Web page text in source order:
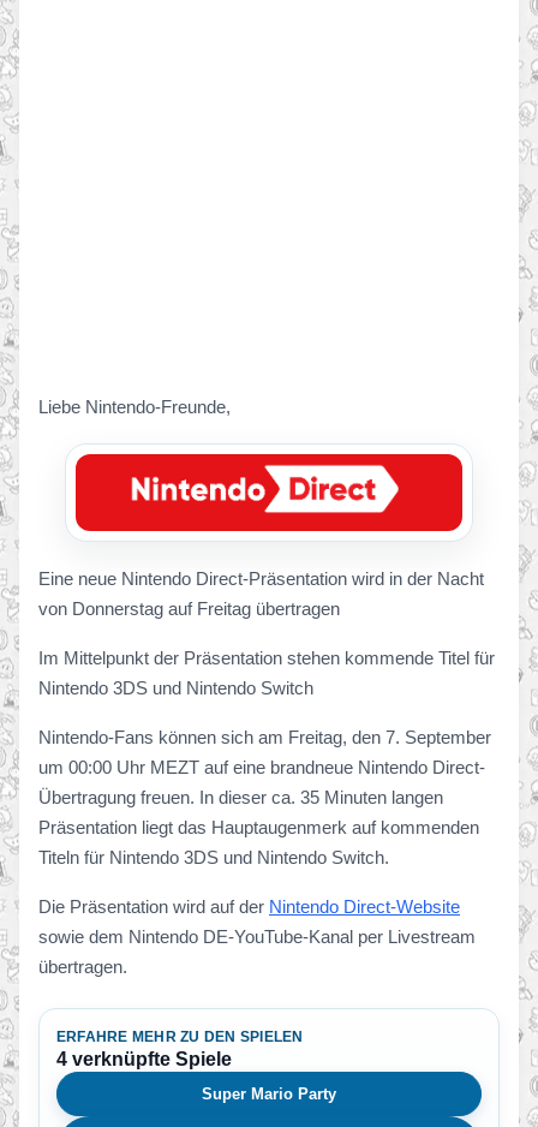
Liebe Nintendo-Freunde,
Eine neue Nintendo Direct-Präsentation wird in der Nacht
von Donnerstag auf Freitag übertragen
Im Mittelpunkt der Präsentation stehen kommende Titel für
Nintendo 3DS und Nintendo Switch
Nintendo-Fans können sich am Freitag, den 7. September
um 00:00 Uhr MEZT auf eine brandneue Nintendo Direct-
Übertragung freuen. In dieser ca. 35 Minuten langen
Präsentation liegt das Hauptaugenmerk auf kommenden
Titeln für Nintendo 3DS und Nintendo Switch.
Die Präsentation wird auf der Nintendo Direct-Website
sowie dem Nintendo DE-YouTube-Kanal per Livestream
übertragen.
ERFAHRE MEHR ZU DEN SPIELEN
4 verknüpfte Spiele
Super Mario Party